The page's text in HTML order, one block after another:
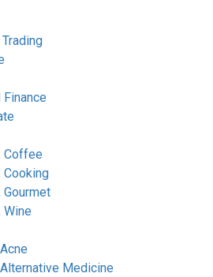
Finance
Coffee
Cooking
Gourmet
Wine
Medicine